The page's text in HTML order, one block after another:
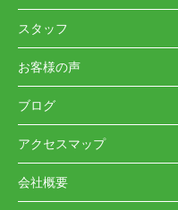
スタッフ
お客様の声
ブログ
アクセスマップ
会社概要